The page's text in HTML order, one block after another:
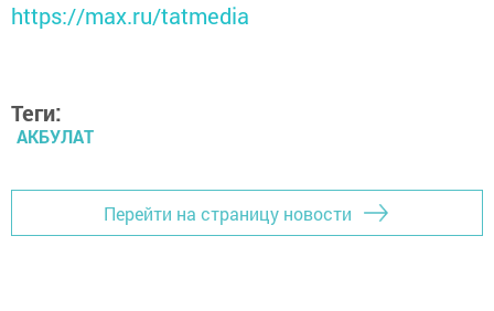
https://max.ru/tatmedia
Теги:
АКБУЛАТ
Перейти на страницу новости